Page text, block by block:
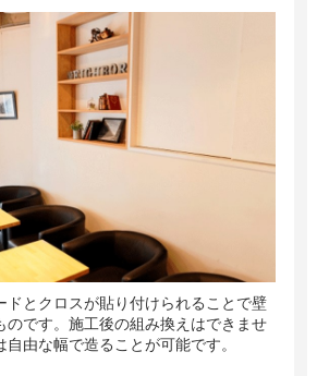
ドとクロスが貼り付けられることで壁
のです。施工後の組み換えはできませ
由な幅で造ることが可能です。